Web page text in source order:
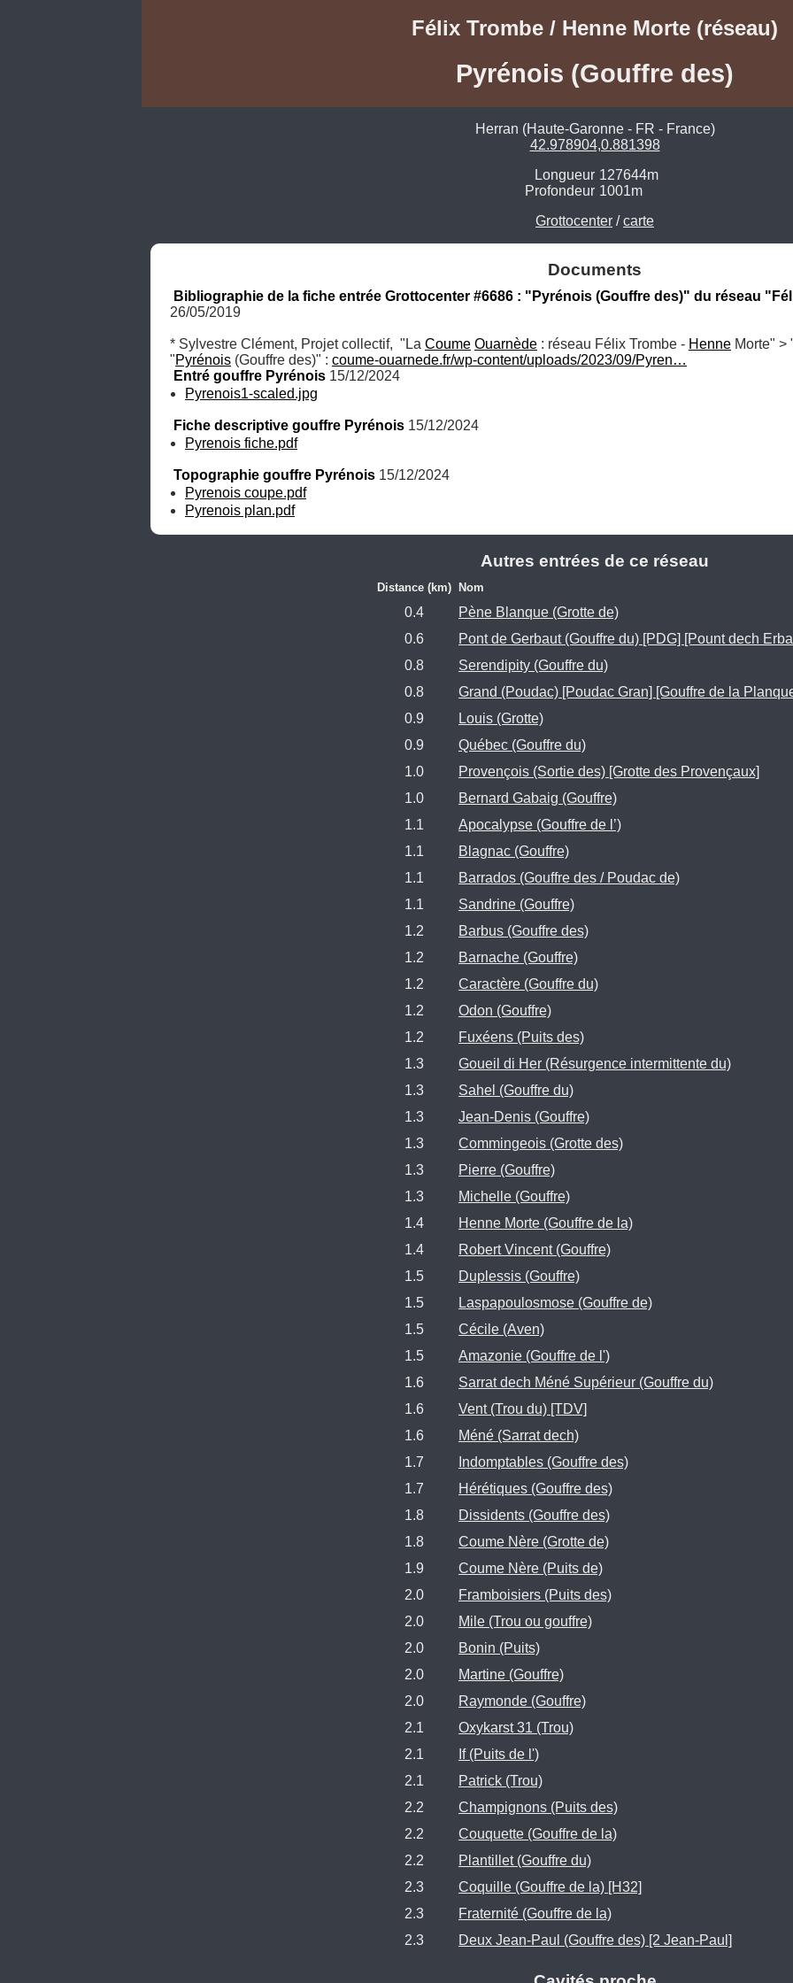
Félix Trombe / Henne Morte (réseau)
Pyrénois (Gouffre des)
Herran (Haute-Garonne - FR - France)
42.978904,0.881398
Longueur 127644m
Profondeur 1001m
Grottocenter /carte
Documents
Bibliographie de la fiche entrée Grottocenter #6686 : "Pyrénois (Gouffre des)" du réseau
26/05/2019
* Sylvestre Clément, Projet collectif,  "La Coume Ouarnède : réseau Félix Trombe - Henne Morte" >
"Pyrénois (Gouffre des)" : coume-ouarnede.fr/wp-content/uploads/2023/09/Pyren…
Entré gouffre Pyrénois 15/12/2024
Pyrenois1-scaled.jpg
Fiche descriptive gouffre Pyrénois 15/12/2024
Pyrenois fiche.pdf
Topographie gouffre Pyrénois 15/12/2024
Pyrenois coupe.pdf
Pyrenois plan.pdf
Autres entrées de ce réseau
Distance (km) Nom
0.4
Pène Blanque (Grotte de)
0.6
Pont de Gerbaut (Gouffre du) [PDG] [Pount dech
0.8
Serendipity (Gouffre du)
0.8
Grand (Poudac) [Poudac Gran] [Gouffre de la
0.9
Louis (Grotte)
0.9
Québec (Gouffre du)
1.0
Provençois (Sortie des) [Grotte des Provençaux]
1.0
Bernard Gabaig (Gouffre)
1.1
Apocalypse (Gouffre de l’)
1.1
Blagnac (Gouffre)
1.1
Barrados (Gouffre des / Poudac de)
1.1
Sandrine (Gouffre)
1.2
Barbus (Gouffre des)
1.2
Barnache (Gouffre)
1.2
Caractère (Gouffre du)
1.2
Odon (Gouffre)
1.2
Fuxéens (Puits des)
1.3
Goueil di Her (Résurgence intermittente du)
1.3
Sahel (Gouffre du)
1.3
Jean-Denis (Gouffre)
1.3
Commingeois (Grotte des)
1.3
Pierre (Gouffre)
1.3
Michelle (Gouffre)
1.4
Henne Morte (Gouffre de la)
1.4
Robert Vincent (Gouffre)
1.5
Duplessis (Gouffre)
1.5
Laspapoulosmose (Gouffre de)
1.5
Cécile (Aven)
1.5
Amazonie (Gouffre de l')
1.6
Sarrat dech Méné Supérieur (Gouffre du)
1.6
Vent (Trou du) [TDV]
1.6
Méné (Sarrat dech)
1.7
Indomptables (Gouffre des)
1.7
Hérétiques (Gouffre des)
1.8
Dissidents (Gouffre des)
1.8
Coume Nère (Grotte de)
1.9
Coume Nère (Puits de)
2.0
Framboisiers (Puits des)
2.0
Mile (Trou ou gouffre)
2.0
Bonin (Puits)
2.0
Martine (Gouffre)
2.0
Raymonde (Gouffre)
2.1
Oxykarst 31 (Trou)
2.1
If (Puits de l')
2.1
Patrick (Trou)
2.2
Champignons (Puits des)
2.2
Couquette (Gouffre de la)
2.2
Plantillet (Gouffre du)
2.3
Coquille (Gouffre de la) [H32]
2.3
Fraternité (Gouffre de la)
2.3
Deux Jean-Paul (Gouffre des) [2 Jean-Paul]